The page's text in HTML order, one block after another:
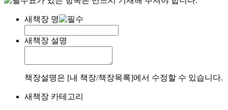
새책장 명
새책장 설명
책장설명은 [내 책장/책장목록]에서 수정할 수 있습니다.
새책장 카테고리